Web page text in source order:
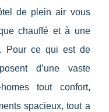
de plein air vous
chauffé et à une
Pour ce qui est de
d’une vaste
homes tout confort,
spacieux, tout a